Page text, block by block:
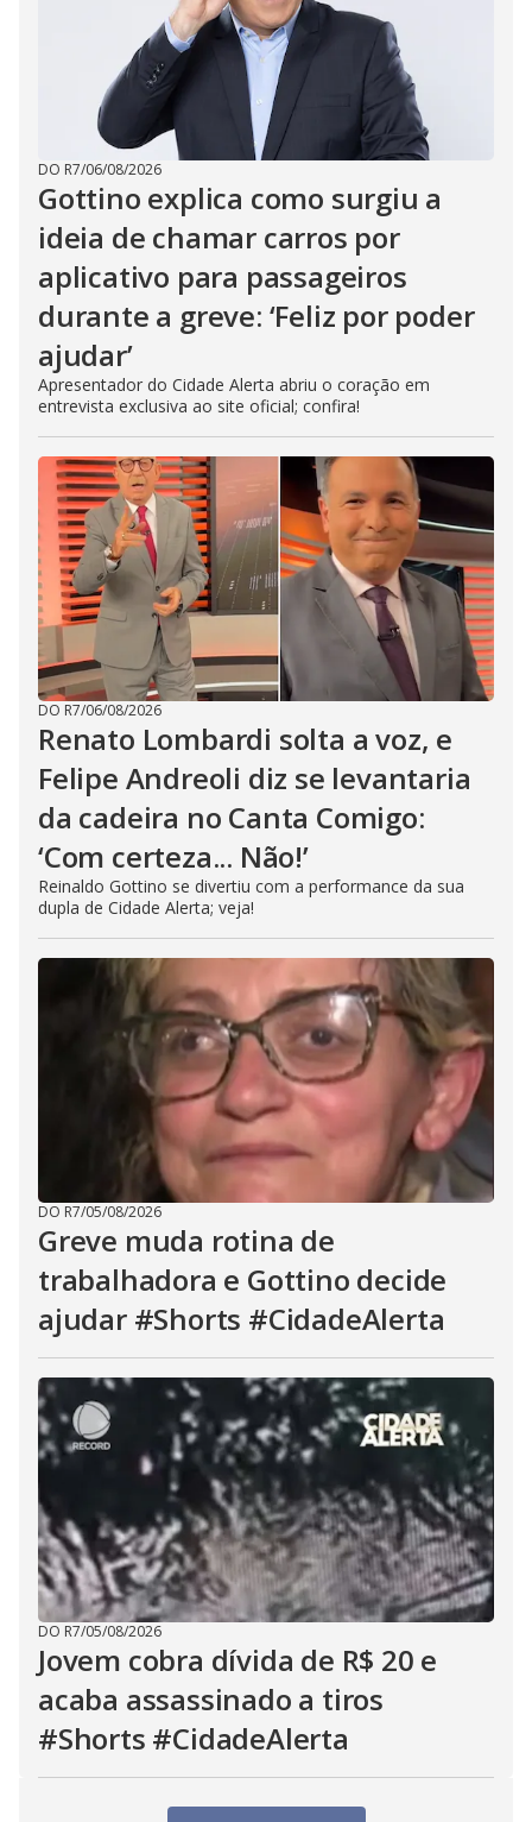
DO R7/06/08/2026
Gottino explica como surgiu a
ideia de chamar carros por
aplicativo para passageiros
durante a greve: ‘Feliz por poder
ajudar’
Apresentador do Cidade Alerta abriu o coração em
entrevista exclusiva ao site oficial; confira!
DO R7/06/08/2026
Renato Lombardi solta a voz, e
Felipe Andreoli diz se levantaria
da cadeira no Canta Comigo:
‘Com certeza... Não!’
Reinaldo Gottino se divertiu com a performance da sua
dupla de Cidade Alerta; veja!
DO R7/05/08/2026
Greve muda rotina de
trabalhadora e Gottino decide
ajudar #Shorts #CidadeAlerta
DO R7/05/08/2026
Jovem cobra dívida de R$ 20 e
acaba assassinado a tiros
#Shorts #CidadeAlerta